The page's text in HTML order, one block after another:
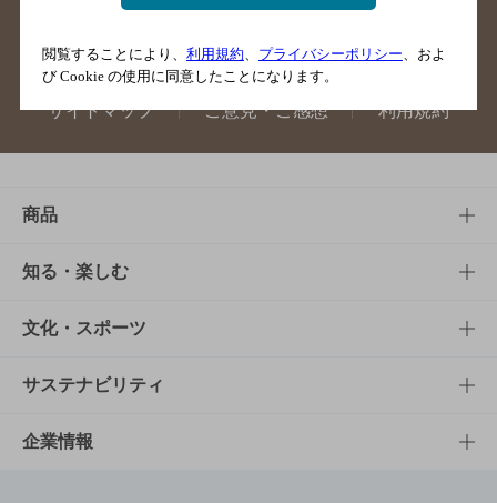
掲載店舗様ログイン
サイトマップ ご意見・ご感想 利用規約
商品
商品TOP
商品一覧
商品発売情報
栄養成分一覧
知る・楽しむ
知る・楽しむTOP
キャンペーン
工場見学
文化・スポーツ
文化・スポーツTOP
サントリーホール
サステナビリティ
サステナビリティTOP
企業情報
閲覧することにより、 利用規約 プライバシーポリシー 、およ
び Cookie の使用に同意したことになります。